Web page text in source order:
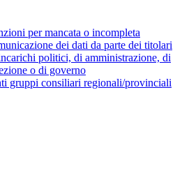
per mancata o incompleta
dei dati da parte dei titolari
politici, di amministrazione, di
o di governo
gruppi consiliari regionali/provinciali